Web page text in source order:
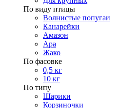
По виду птицы
Волнистые попугаи
Канарейки
Амазон
Ара
Жако
По фасовке
0,5 кг
10 кг
По типу
Шарики
Корзиночки